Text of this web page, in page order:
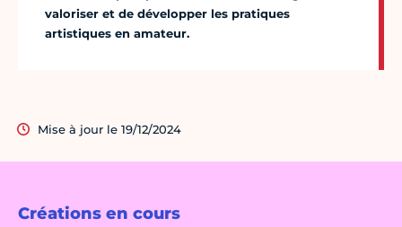
Créations en cours
valoriser et de développer les pratiques
artistiques en amateur.
Mise à jour le 19/12/2024